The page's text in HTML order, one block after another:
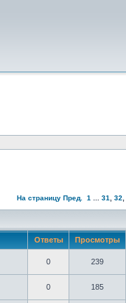
На страницу Пред. 1 31 32
Ответы Просмотры
0 239
0 185